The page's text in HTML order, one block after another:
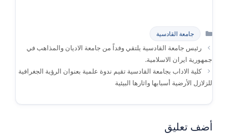
التصنيفات
جامعة القادسية
رئيس جامعة القادسية يلتقي وفداً من جامعة الاديان والمذاهب في
جمهورية ايران الاسلامية.
كلية الاداب بجامعة القادسية تقيم ندوة علمية بعنوان الرؤية الجغرافية
للزلازل الأرضية أسبابها واثارها البيئية
أضف تعليق